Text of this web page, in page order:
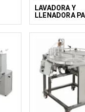
LAVADORA Y
LLENADORA
BARRILES SV